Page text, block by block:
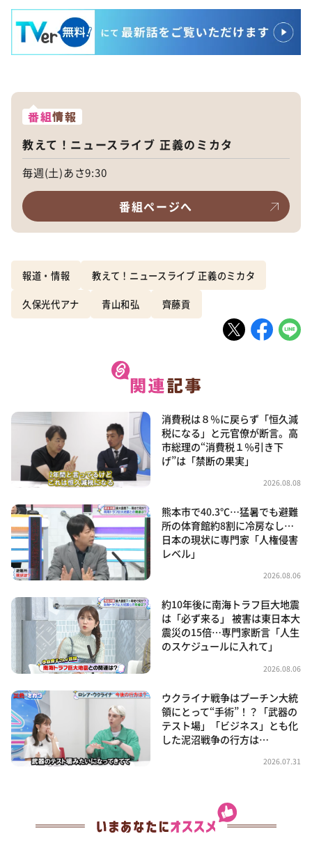
番組情報
教えて！ニュースライブ 正義のミカタ
毎週(土)あさ9:30
番組ページへ
報道・情報 教えて！ニュースライブ 正義のミカタ
久保光代アナ 青山和弘 齊藤貢
消費税は８％に戻らず「恒久減
税になる」と元官僚が断言。高
市総理の“消費税１％引き下
げ”は「禁断の果実」
2026.08.08
熊本市で40.3℃…猛暑でも避難
所の体育館約8割に冷房なし…
日本の現状に専門家「人権侵害
レベル」
2026.08.06
約10年後に南海トラフ巨大地震
は「必ず来る」 被害は東日本大
震災の15倍…専門家断言「人生
のスケジュールに入れて」
2026.08.06
ウクライナ戦争はプーチン大統
領にとって“手術”！？「武器の
テスト場」「ビジネス」とも化
した泥沼戦争の行方は…
2026.07.31